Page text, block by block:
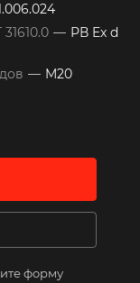
— РВ Ex d
— M20
форму